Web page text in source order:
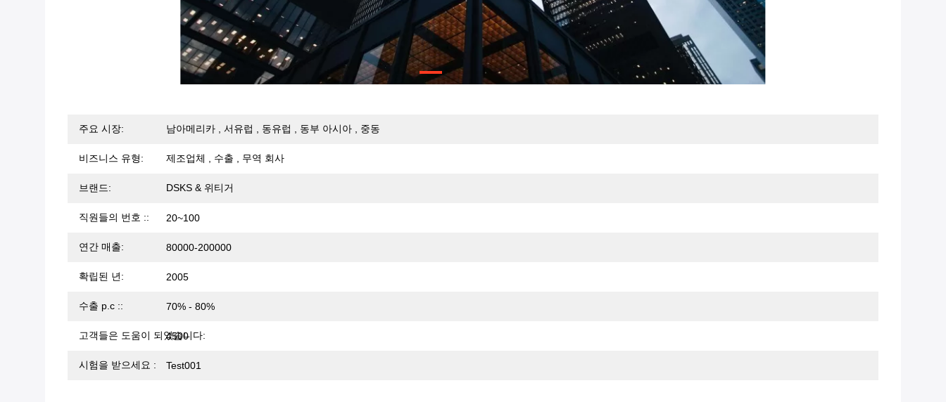
주요 시장: 남아메리카 , 서유럽 , 동유럽 , 동부 아시아 , 중동
비즈니스 유형: 제조업체 , 수출 , 무역 회사
브랜드: DSKS & 위티거
직원들의 번호 :: 20~100
연간 매출: 80000-200000
확립된 년: 2005
수출 p.c :: 70% - 80%
고객들은 도움이 되었습니다:
4500
시험을 받으세요 : Test001